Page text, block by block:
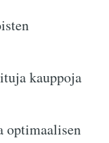
kauppoja
optimaalisen